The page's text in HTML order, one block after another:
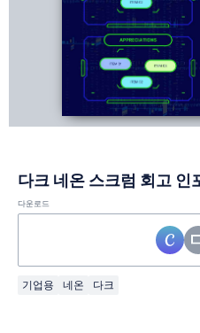
다크 네온 스크럼 회고 인
다운로드
기업용 네온 다크